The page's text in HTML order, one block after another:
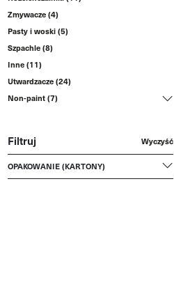
Zmywacze (4)
Pasty i woski (5)
Szpachle (8)
Inne (11)
Utwardzacze (24)
Non-paint (7)
Filtruj Wyczyść
OPAKOWANIE (KARTONY)